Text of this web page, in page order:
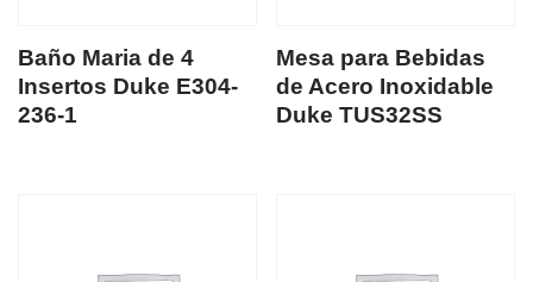
Baño Maria de 4
Insertos Duke E304-
236-1
Mesa para Bebidas
de Acero Inoxidable
Duke TUS32SS